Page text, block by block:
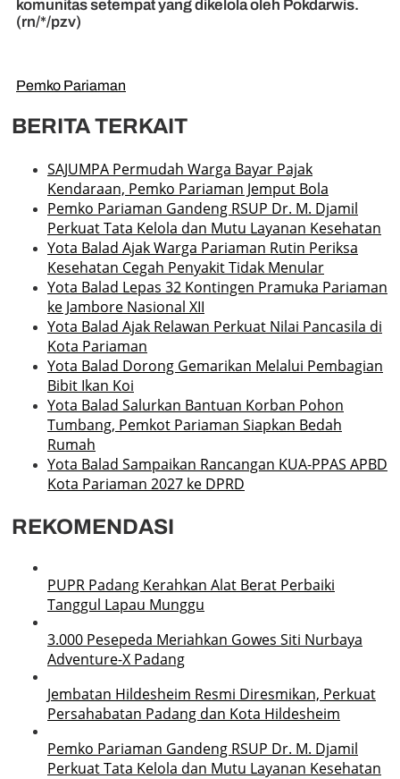
komunitas setempat yang dikelola oleh Pokdarwis.
(rn/*/pzv)
Pemko Pariaman
BERITA TERKAIT
SAJUMPA Permudah Warga Bayar Pajak
Kendaraan, Pemko Pariaman Jemput Bola
Pemko Pariaman Gandeng RSUP Dr. M. Djamil
Perkuat Tata Kelola dan Mutu Layanan Kesehatan
Yota Balad Ajak Warga Pariaman Rutin Periksa
Kesehatan Cegah Penyakit Tidak Menular
Yota Balad Lepas 32 Kontingen Pramuka Pariaman
ke Jambore Nasional XII
Yota Balad Ajak Relawan Perkuat Nilai Pancasila di
Kota Pariaman
Yota Balad Dorong Gemarikan Melalui Pembagian
Bibit Ikan Koi
Yota Balad Salurkan Bantuan Korban Pohon
Tumbang, Pemkot Pariaman Siapkan Bedah
Rumah
Yota Balad Sampaikan Rancangan KUA-PPAS APBD
Kota Pariaman 2027 ke DPRD
REKOMENDASI
PUPR Padang Kerahkan Alat Berat Perbaiki
Tanggul Lapau Munggu
3.000 Pesepeda Meriahkan Gowes Siti Nurbaya
Adventure-X Padang
Jembatan Hildesheim Resmi Diresmikan, Perkuat
Persahabatan Padang dan Kota Hildesheim
Pemko Pariaman Gandeng RSUP Dr. M. Djamil
Perkuat Tata Kelola dan Mutu Layanan Kesehatan